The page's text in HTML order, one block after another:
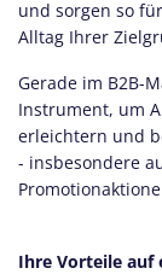
und sorgen so
Alltag Ihrer
Gerade im B2B-
Instrument, um
erleichtern und
- insbesondere
Ihre Vorteile auf